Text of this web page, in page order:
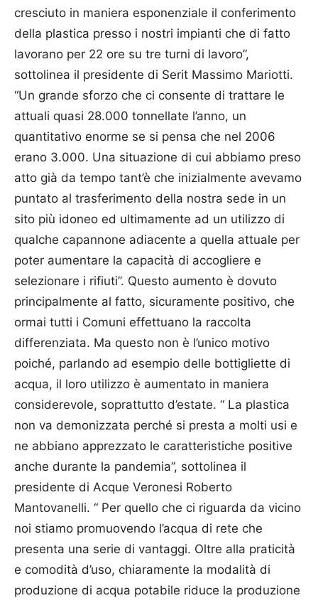
cresciuto in maniera esponenziale il conferimento
della plastica presso i nostri impianti che di fatto
lavorano per 22 ore su tre turni di lavoro”,
sottolinea il presidente di Serit Massimo Mariotti.
“Un grande sforzo che ci consente di trattare le
attuali quasi 28.000 tonnellate l’anno, un
quantitativo enorme se si pensa che nel 2006
erano 3.000. Una situazione di cui abbiamo preso
atto già da tempo tant’è che inizialmente avevamo
puntato al trasferimento della nostra sede in un
sito più idoneo ed ultimamente ad un utilizzo di
qualche capannone adiacente a quella attuale per
poter aumentare la capacità di accogliere e
selezionare i rifiuti”. Questo aumento è dovuto
principalmente al fatto, sicuramente positivo, che
ormai tutti i Comuni effettuano la raccolta
differenziata. Ma questo non è l’unico motivo
poiché, parlando ad esempio delle bottigliette di
acqua, il loro utilizzo è aumentato in maniera
considerevole, soprattutto d’estate. “ La plastica
non va demonizzata perché si presta a molti usi e
ne abbiano apprezzato le caratteristiche positive
anche durante la pandemia”, sottolinea il
presidente di Acque Veronesi Roberto
Mantovanelli. “ Per quello che ci riguarda da vicino
noi stiamo promuovendo l’acqua di rete che
presenta una serie di vantaggi. Oltre alla praticità
e comodità d’uso, chiaramente la modalità di
produzione di acqua potabile riduce la produzione